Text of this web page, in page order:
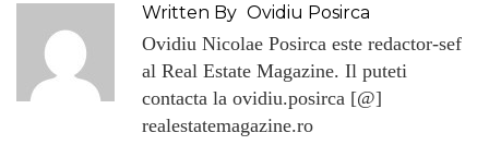
Written By Ovidiu Posirca
Ovidiu Nicolae Posirca este redactor-sef
al Real Estate Magazine. Il puteti
contacta la ovidiu.posirca [@]
realestatemagazine.ro